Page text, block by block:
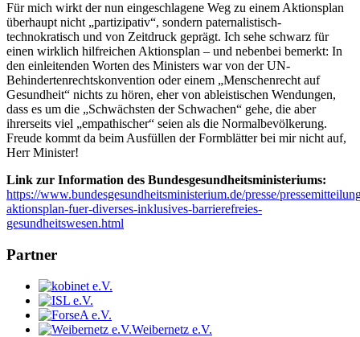
Für mich wirkt der nun eingeschlagene Weg zu einem Aktionsplan
überhaupt nicht „partizipativ“, sondern paternalistisch-
technokratisch und von Zeitdruck geprägt. Ich sehe schwarz für
einen wirklich hilfreichen Aktionsplan – und nebenbei bemerkt: In
den einleitenden Worten des Ministers war von der UN-
Behindertenrechtskonvention oder einem „Menschenrecht auf
Gesundheit“ nichts zu hören, eher von ableistischen Wendungen,
dass es um die „Schwächsten der Schwachen“ gehe, die aber
ihrerseits viel „empathischer“ seien als die Normalbevölkerung.
Freude kommt da beim Ausfüllen der Formblätter bei mir nicht auf,
Herr Minister!
Link zur Information des Bundesgesundheitsministeriums:
https://www.bundesgesundheitsministerium.de/presse/
aktionsplan-fuer-diverses-inklusives-barrierefreies-
gesundheitswesen.html
Partner
Weibernetz e.V.